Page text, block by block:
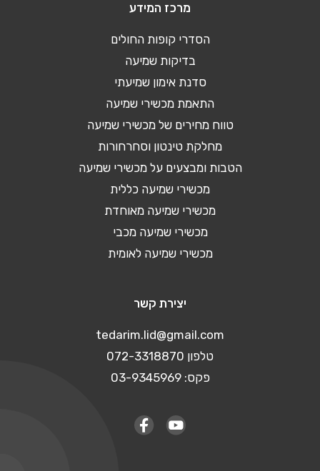
מרכז המידע
הסדרי קופות החולים
בדיקות שמיעה
סדנת אימון שמיעתי
התאמת מכשירי שמיעה
טווח מחירים של מכשירי שמיעה
מחלקת טינטון וסחרחורות
הטבות ומבצעים על מכשירי שמיעה
מכשירי שמיעה כללית
מכשירי שמיעה מאוחדת
מכשירי שמיעה מכבי
מכשירי שמיעה לאומית
יצירת קשר
tedarim.lid@gmail.com
טלפון 072-3318870
פקס: 03-9345969